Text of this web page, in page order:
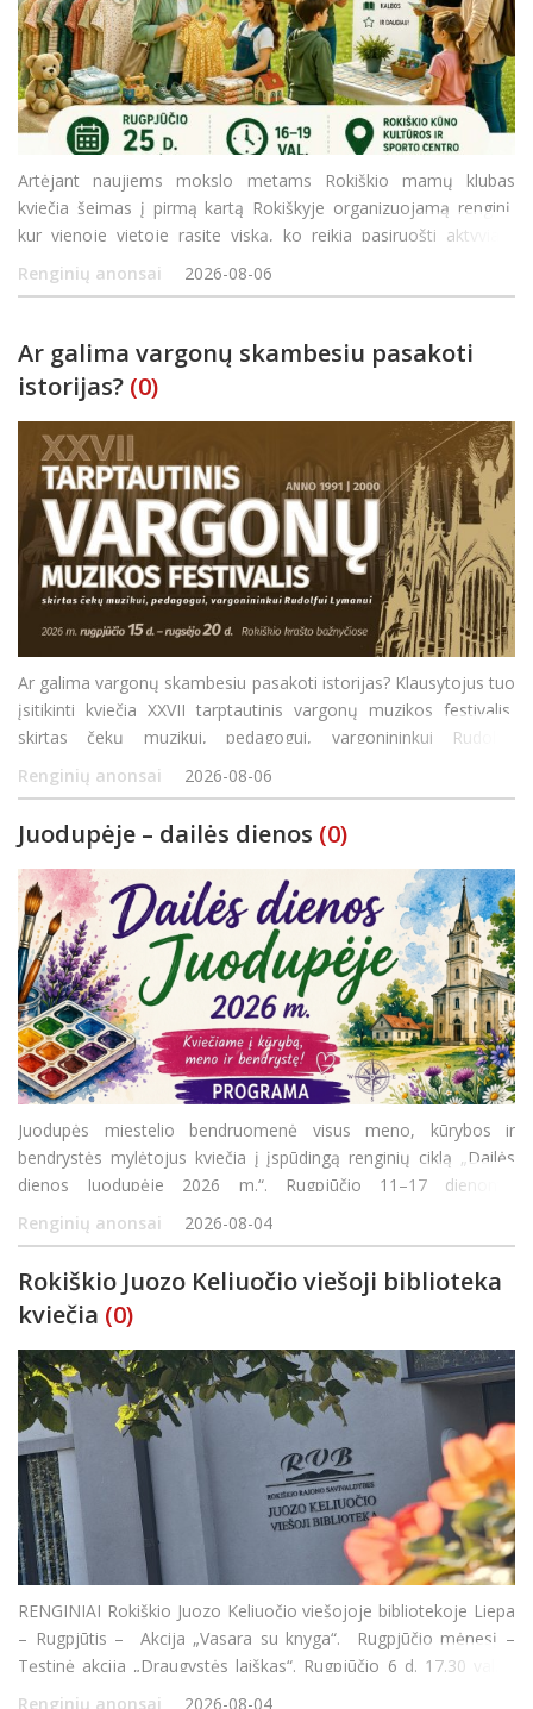
Artėjant naujiems mokslo metams Rokiškio mamų klubas
kviečia šeimas į pirmą kartą Rokiškyje organizuojamą renginį,
kur vienoje vietoje rasite viską, ko reikia pasiruošti aktyviam
rudeniui! Rugpjūčio 25 d. (antradienį) 16.00–19.00 val. Rokiškio
kūno kultū
Renginių anonsai 2026-08-06
Ar galima vargonų skambesiu pasakoti
istorijas? (0)
Ar galima vargonų skambesiu pasakoti istorijas? Klausytojus tuo
įsitikinti kviečia XXVII tarptautinis vargonų muzikos festivalis,
skirtas čekų muzikui, pedagogui, vargonininkui Rudolfui
Lymanui. Šiemet Rokiškio rajono bažnyčiose 27-ąjį kartą susitiks
profesionalūs atlikėjai, jauno
Renginių anonsai 2026-08-06
Juodupėje – dailės dienos (0)
Juodupės miestelio bendruomenė visus meno, kūrybos ir
bendrystės mylėtojus kviečia į įspūdingą renginių ciklą „Dailės
dienos Juodupėje 2026 m.“. Rugpjūčio 11–17 dienomis
organizuojama turtinga programa siūlys ne tik edukacijas
šeimoms, bet ir pažintines išvykas bei ku
Renginių anonsai 2026-08-04
Rokiškio Juozo Keliuočio viešoji biblioteka
kviečia (0)
RENGINIAI Rokiškio Juozo Keliuočio viešojoje bibliotekoje Liepa
– Rugpjūtis – Akcija „Vasara su knyga“. Rugpjūčio mėnesį –
Tęstinė akcija „Draugystės laiškas“. Rugpjūčio 6 d. 17.30 val. –
susitikimas su rašyt
Renginių anonsai 2026-08-04